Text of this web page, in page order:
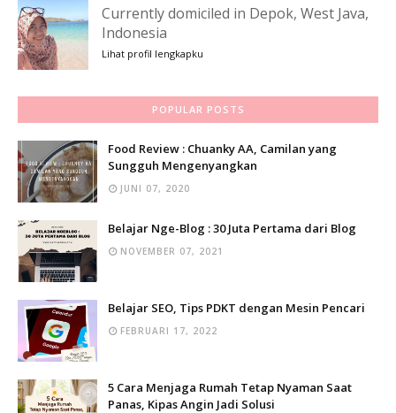
Currently domiciled in Depok, West Java,
Indonesia
Lihat profil lengkapku
POPULAR POSTS
Food Review : Chuanky AA, Camilan yang
Sungguh Mengenyangkan
JUNI 07, 2020
Belajar Nge-Blog : 30 Juta Pertama dari Blog
NOVEMBER 07, 2021
Belajar SEO, Tips PDKT dengan Mesin Pencari
FEBRUARI 17, 2022
5 Cara Menjaga Rumah Tetap Nyaman Saat
Panas, Kipas Angin Jadi Solusi